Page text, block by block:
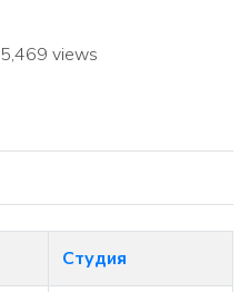
5,469 views
Студия